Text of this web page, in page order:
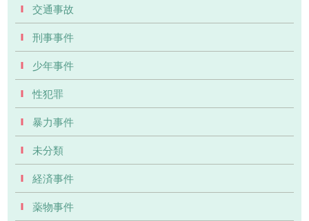
交通事故
刑事事件
少年事件
性犯罪
暴力事件
未分類
経済事件
薬物事件